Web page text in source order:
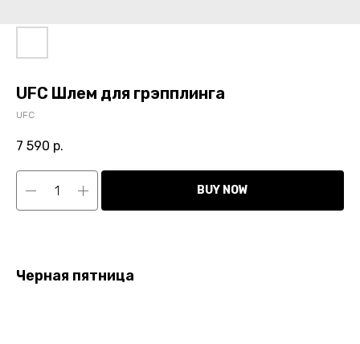
UFC Шлем для грэпплинга
UFC
7 590 р.
BUY NOW
Черная пятница